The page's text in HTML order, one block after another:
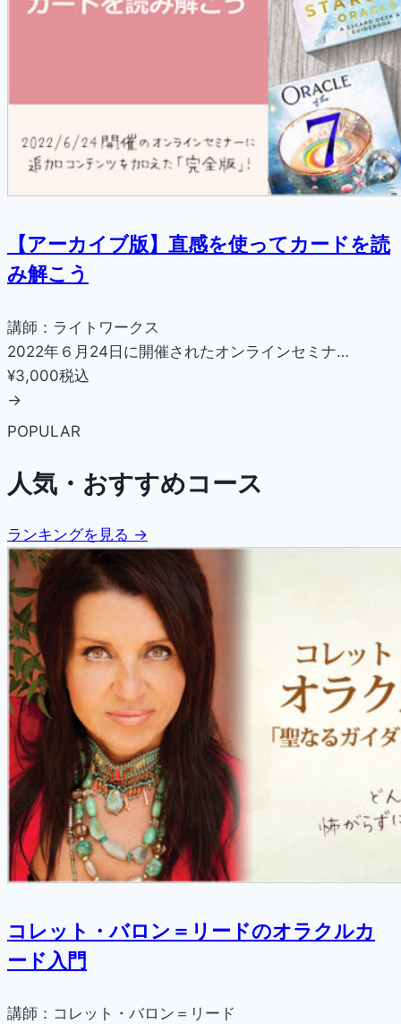
【アーカイブ版】直感を使ってカードを読
み解こう
講師：ライトワークス
2022年６月24日に開催されたオンラインセミナ…
¥3,000税込
→
POPULAR
人気・おすすめコース
ランキングを見る →
コレット・バロン＝リードのオラクルカ
ード入門
講師：コレット・バロン＝リード